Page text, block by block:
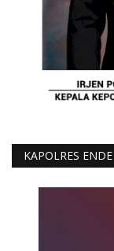
KAPOLRES ENDE